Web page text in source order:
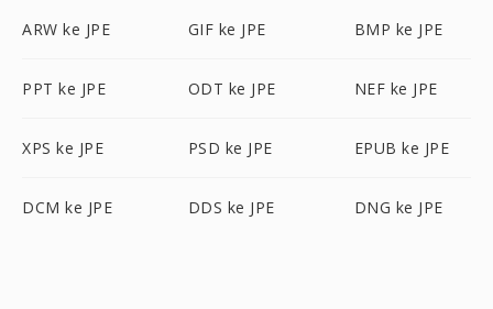
ARW ke JPE GIF ke JPE BMP ke JPE
PPT ke JPE ODT ke JPE NEF ke JPE
XPS ke JPE PSD ke JPE EPUB ke JPE
DCM ke JPE DDS ke JPE DNG ke JPE